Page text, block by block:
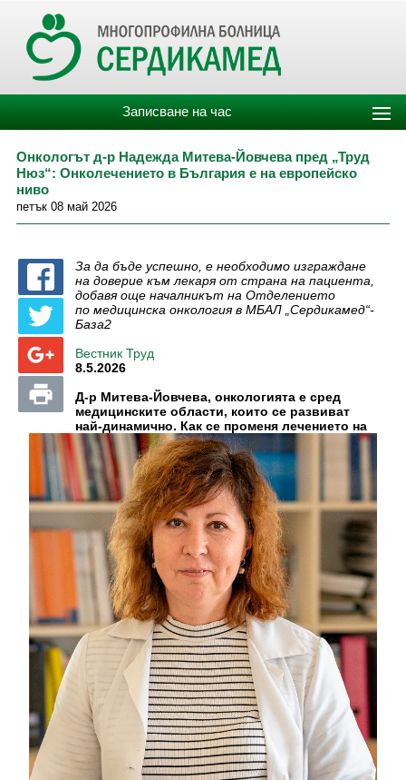
Записване на час
Онкологът д-р Надежда Митева-Йовчева пред „Труд
Нюз“: Онколечението в България е на европейско
ниво
петък 08 май 2026
За да бъде успешно, е необходимо изграждане
на доверие към лекаря от страна на пациента,
добавя още началникът на Отделението
по медицинска онкология в МБАЛ „Сердикамед“-
База2
Вестник Труд
8.5.2026
Д-р Митева-Йовчева, онкологията е сред
медицинските области, които се развиват
най-динамично. Как се променя лечението на